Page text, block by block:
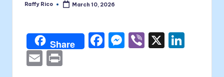
Raffy Rico March 10, 2026
Share
F
M Vi X
E